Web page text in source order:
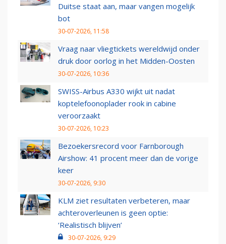
Duitse staat aan, maar vangen mogelijk
bot
30-07-2026, 11:58
Vraag naar vliegtickets wereldwijd onder
druk door oorlog in het Midden-Oosten
30-07-2026, 10:36
SWISS-Airbus A330 wijkt uit nadat
koptelefoonoplader rook in cabine
veroorzaakt
30-07-2026, 10:23
Bezoekersrecord voor Farnborough
Airshow: 41 procent meer dan de vorige
keer
30-07-2026, 9:30
KLM ziet resultaten verbeteren, maar
achteroverleunen is geen optie:
‘Realistisch blijven’
30-07-2026, 9:29